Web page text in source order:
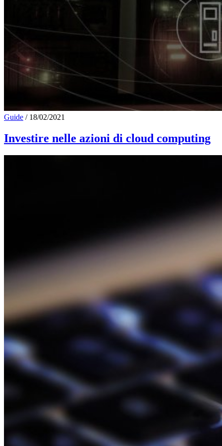
Guide / 18/02/2021
Investire nelle azioni di cloud computing